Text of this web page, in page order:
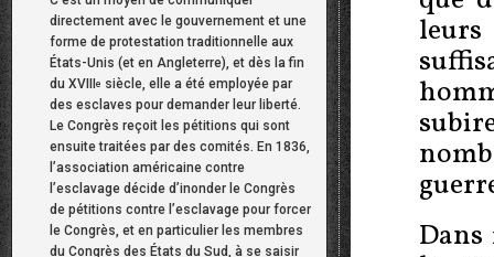
directement avec le gouvernement et une
forme de protestation traditionnelle aux
États-Unis (et en Angleterre), et dès la fin
du XVIIIe siècle, elle a été employée par
des esclaves pour demander leur liberté.
Le Congrès reçoit les pétitions qui sont
ensuite traitées par des comités. En 1836,
l’association américaine contre
l’esclavage décide d’inonder le Congrès
de pétitions contre l’esclavage pour forcer
le Congrès, et en particulier les membres
du Congrès des États du Sud, à se saisir